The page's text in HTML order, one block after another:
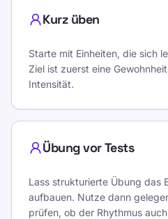
Kurz üben
Starte mit Einheiten, die sich
Ziel ist zuerst eine
Intensität.
Übung vor Tests
Lass strukturierte Übung das
aufbauen. Nutze dann
prüfen, ob der Rhythmus